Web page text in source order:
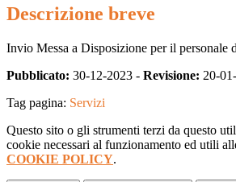
Descrizione breve
Invio Messa a Disposizione per il personale
Pubblicato: 30-12-2023 - Revisione: 20-
Tag pagina: Servizi
Questo sito o gli strumenti terzi da questo
cookie necessari al funzionamento ed utili
COOKIE POLICY.